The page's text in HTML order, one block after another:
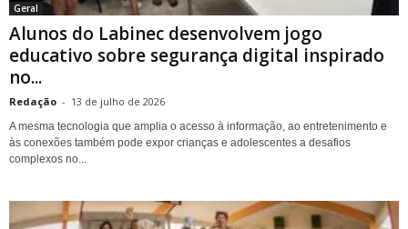
Geral
Alunos do Labinec desenvolvem jogo
educativo sobre segurança digital inspirado
no...
Redação - 13 de julho de 2026
A mesma tecnologia que amplia o acesso à informação, ao entretenimento e
às conexões também pode expor crianças e adolescentes a desafios
complexos no...